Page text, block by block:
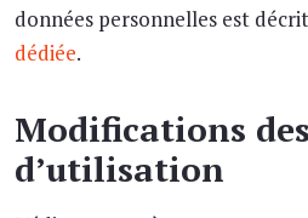
données personnelles est
dédiée.
Modifications
d’utilisation